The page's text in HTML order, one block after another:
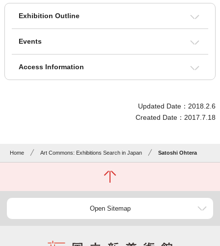
Exhibition Outline
Events
Access Information
Updated Date：2018.2.6
Created Date：2017.7.18
Home Art Commons: Exhibitions Search in Japan Satoshi Ohtera
Open Sitemap